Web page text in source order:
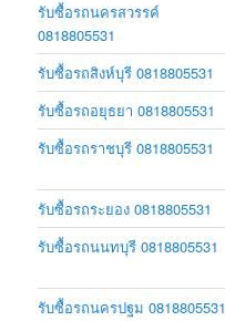
รับซื้อรถนครสวรรค์
0818805531
รับซื้อรถสิงห์บุรี 0818805531
รับซื้อรถอยุธยา 0818805531
รับซื้อรถราชบุรี 0818805531
รับซื้อรถระยอง 0818805531
รับซื้อรถนนทบุรี 0818805531
รับซื้อรถนครปฐม 0818805531